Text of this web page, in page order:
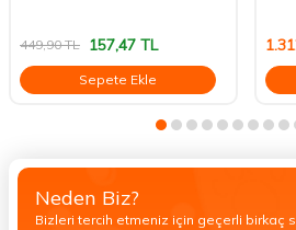
449,90TL 157,47 TL
Sepete Ekle
Neden Biz?
Bizleri tercih etmeniz için geçerli birkaç